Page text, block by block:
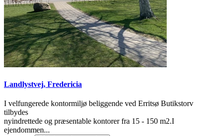
Landlystvej, Fredericia
I velfungerede kontormiljø beliggende ved Erritsø Butikstorv
tilbydes
nyindrettede og præsentable kontorer fra 15 - 150 m2.I
ejendommen...